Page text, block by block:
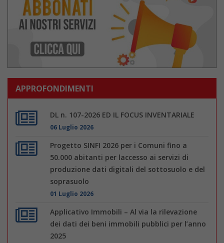
APPROFONDIMENTI
DL n. 107-2026 ED IL FOCUS INVENTARIALE
06 Luglio 2026
Progetto SINFI 2026 per i Comuni fino a
50.000 abitanti per laccesso ai servizi di
produzione dati digitali del sottosuolo e del
soprasuolo
01 Luglio 2026
Applicativo Immobili – Al via la rilevazione
dei dati dei beni immobili pubblici per l’anno
2025